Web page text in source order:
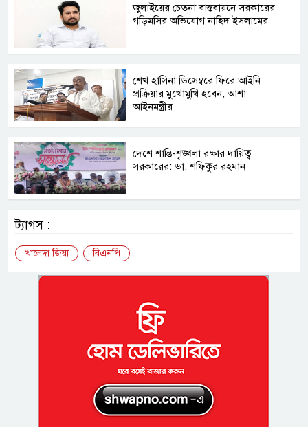
জুলাইয়ের চেতনা বাস্তবায়নে সরকারের
গড়িমসির অভিযোগ নাহিদ ইসলামের
শেখ হাসিনা ডিসেম্বরে ফিরে আইনি
প্রক্রিয়ার মুখোমুখি হবেন, আশা
আইনমন্ত্রীর
দেশে শান্তি-শৃঙ্খলা রক্ষার দায়িত্ব
সরকারের: ডা. শফিকুর রহমান
ট্যাগস :
খালেদা জিয়া বিএনপি